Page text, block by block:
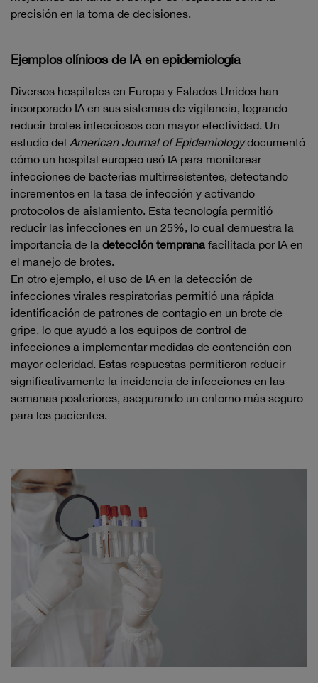
precisión en la toma de decisiones.
Ejemplos clínicos de IA en epidemiología
Diversos hospitales en Europa y Estados Unidos han
incorporado IA en sus sistemas de vigilancia, logrando
reducir brotes infecciosos con mayor efectividad. Un
estudio del American Journal of Epidemiologydocumentó
cómo un hospital europeo usó IA para monitorear
infecciones de bacterias multirresistentes, detectando
incrementos en la tasa de infección y activando
protocolos de aislamiento. Esta tecnología permitió
reducir las infecciones en un 25%, lo cual demuestra la
importancia de la detección temprana facilitada por IA en
el manejo de brotes.
En otro ejemplo, el uso de IA en la detección de
infecciones virales respiratorias permitió una rápida
identificación de patrones de contagio en un brote de
gripe, lo que ayudó a los equipos de control de
infecciones a implementar medidas de contención con
mayor celeridad. Estas respuestas permitieron reducir
significativamente la incidencia de infecciones en las
semanas posteriores, asegurando un entorno más seguro
para los pacientes.